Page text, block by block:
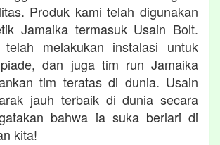
Produk kami telah digunakan
Jamaika termasuk Usain Bolt.
melakukan instalasi untuk
dan juga tim run Jamaika
tim teratas di dunia. Usain
jauh terbaik di dunia secara
bahwa ia suka berlari di
kita!